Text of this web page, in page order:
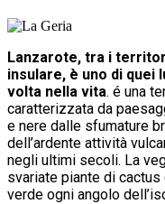
Lanzarote, tra i
insulare, è uno di quei
volta nella vita. é una
caratterizzata da
e nere dalle sfumature
dell’ardente attività
negli ultimi secoli. La
svariate piante di
verde ogni angolo